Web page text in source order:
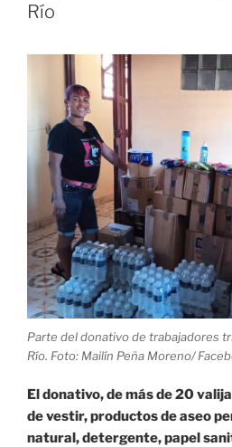
lluvias»
Río
Parte del donativo de trabajadores
Río. Foto: Mailín Peña Moreno/
El donativo, de más de 20
de vestir, productos de aseo
natural, detergente, papel